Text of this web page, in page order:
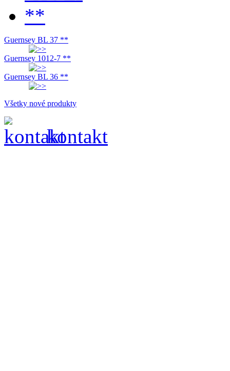
Guernsey BL 37 **
Guernsey 1012-7 **
Guernsey BL 36 **
Všetky nové produkty
kontakt